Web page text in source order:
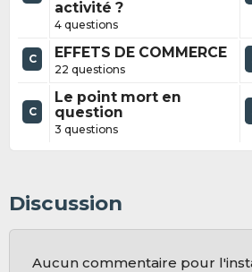
activité ?
4 questions
C EFFETS DE COMMERCE
22 questions
C
Le point mort en
question
3 questions
Discussion
Aucun commentaire pour